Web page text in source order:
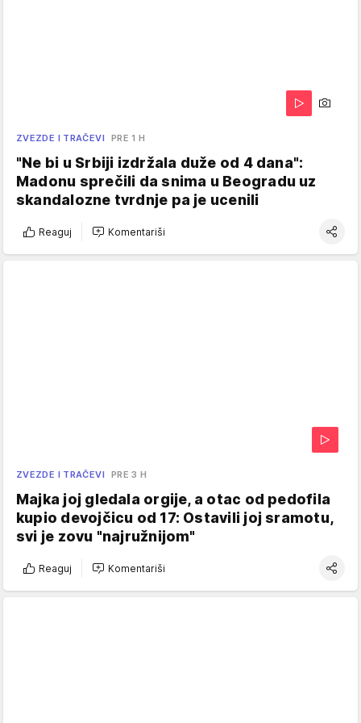
ZVEZDE I TRAČEVI PRE 1 H
"Ne bi u Srbiji izdržala duže od 4 dana":
Madonu sprečili da snima u Beogradu uz
skandalozne tvrdnje pa je ucenili
Reaguj Komentariši
ZVEZDE I TRAČEVI PRE 3 H
Majka joj gledala orgije, a otac od pedofila
kupio devojčicu od 17: Ostavili joj sramotu,
svi je zovu "najružnijom"
Reaguj Komentariši